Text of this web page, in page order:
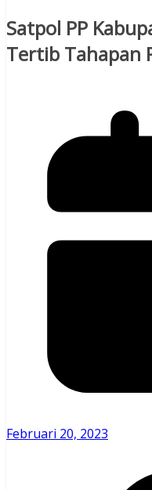
Satpol PP
Tertib Tahapan
Februari 20, 2023